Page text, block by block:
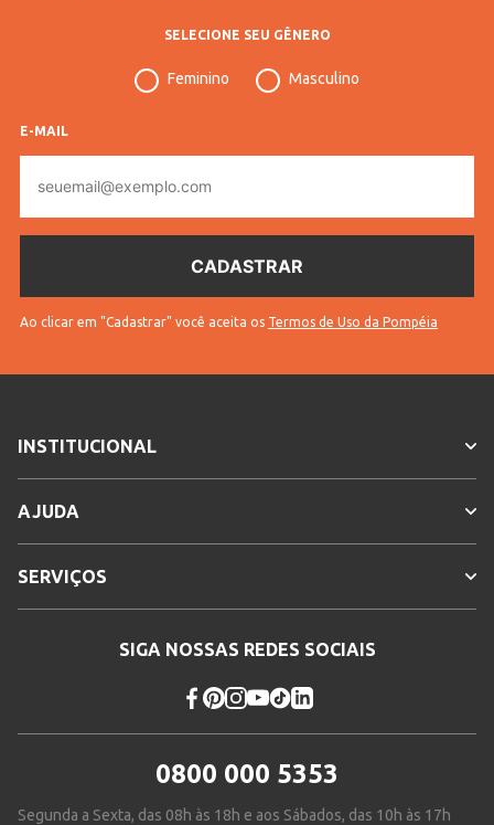
INFORMAÇÕES COMPLEMENTARES
female
SELECIONE SEU GÊNERO
Feminino Masculino
E-MAIL
mail
Ao clicar em "Cadastrar" você aceita os Termos de Uso da Pompéia
INSTITUCIONAL
AJUDA
SERVIÇOS
SIGA NOSSAS REDES SOCIAIS
0800 000 5353
Segunda a Sexta, das 08h às 18h e aos Sábados, das 10h às 17h